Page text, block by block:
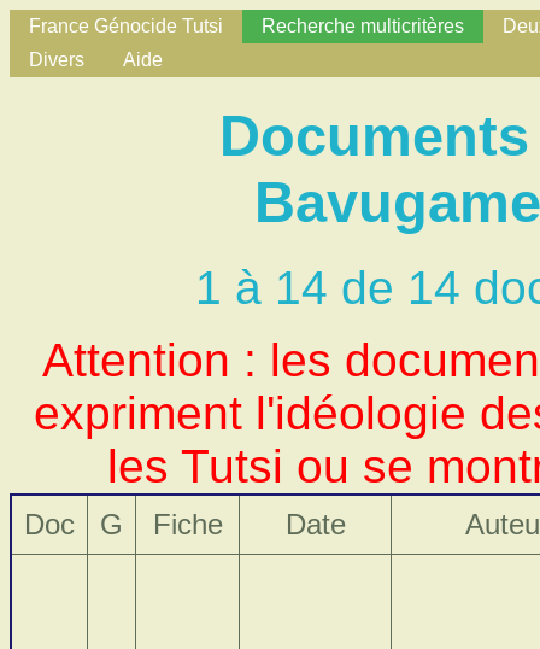
France Génocide Tutsi Recherche multicritères
Divers
Aide
1 à 14 de 14
Attention : les
expriment l'idéologie
les Tutsi ou se
Doc G Fiche Date